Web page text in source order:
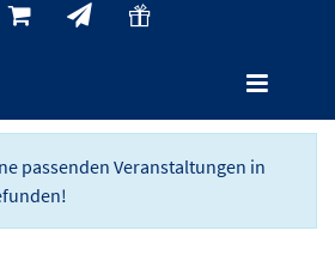
passenden Veranstaltungen in